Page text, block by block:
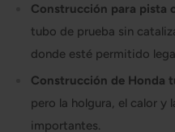
Construcción para pista
tubo de prueba sin
donde esté permitido
Construcción de Honda
pero la holgura, el calor y
importantes.